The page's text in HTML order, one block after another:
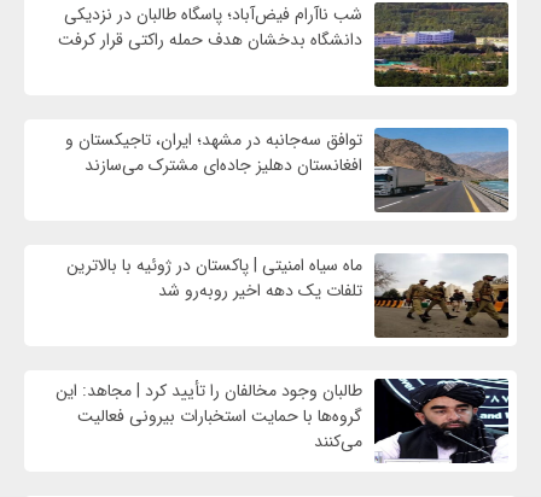
شب ناآرام فیض‌آباد؛ پاسگاه طالبان در نزدیکی
دانشگاه بدخشان هدف حمله راکتی قرار کرفت
توافق سه‌جانبه در مشهد؛ ایران، تاجیکستان و
افغانستان دهلیز جاده‌ای مشترک می‌سازند
ماه سیاه امنیتی | پاکستان در ژوئیه با بالاترین
تلفات یک دهه اخیر روبه‌رو شد
طالبان وجود مخالفان را تأیید کرد | مجاهد: این
گروه‌ها با حمایت استخبارات بیرونی فعالیت
می‌کنند